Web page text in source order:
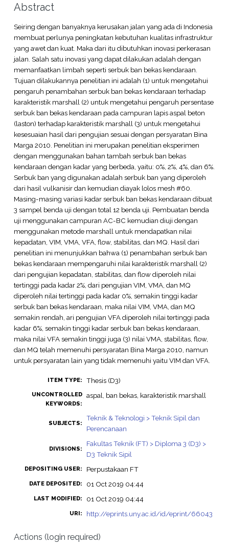
Abstract
Seiring dengan banyaknya kerusakan jalan yang ada di Indonesia
membuat perlunya peningkatan kebutuhan kualitas infrastruktur
yang awet dan kuat. Maka dari itu dibutuhkan inovasi perkerasan
jalan. Salah satu inovasi yang dapat dilakukan adalah dengan
memanfaatkan limbah seperti serbuk ban bekas kendaraan.
Tujuan dilakukannya penelitian ini adalah (1) untuk mengetahui
pengaruh penambahan serbuk ban bekas kendaraan terhadap
karakteristik marshall (2) untuk mengetahui pengaruh persentase
serbuk ban bekas kendaraan pada campuran lapis aspal beton
(laston) terhadap karakteristik marshall (3) untuk mengetahui
kesesuaian hasil dari pengujian sesuai dengan persyaratan Bina
Marga 2010. Penelitian ini merupakan penelitian eksperimen
dengan menggunakan bahan tambah serbuk ban bekas
kendaraan dengan kadar yang berbeda, yaitu: 0%, 2%, 4%, dan 6%.
Serbuk ban yang digunakan adalah serbuk ban yang diperoleh
dari hasil vulkanisir dan kemudian diayak lolos mesh #60.
Masing-masing variasi kadar serbuk ban bekas kendaraan dibuat
3 sampel benda uji dengan total 12 benda uji. Pembuatan benda
uji menggunakan campuran AC-BC kemudian diuji dengan
menggunakan metode marshall untuk mendapatkan nilai
kepadatan, VIM, VMA, VFA, flow, stabilitas, dan MQ. Hasil dari
penelitian ini menunjukkan bahwa (1) penambahan serbuk ban
bekas kendaraan mempengaruhi nilai karakteristik marshall (2)
dari pengujian kepadatan, stabilitas, dan flow diperoleh nilai
tertinggi pada kadar 2%, dari pengujian VIM, VMA, dan MQ
diperoleh nilai tertinggi pada kadar 0%, semakin tinggi kadar
serbuk ban bekas kendaraan, maka nilai VIM, VMA, dan MQ
semakin rendah, ari pengujian VFA diperoleh nilai tertinggi pada
kadar 6%, semakin tinggi kadar serbuk ban bekas kendaraan,
maka nilai VFA semakin tinggi juga (3) nilai VMA, stabilitas, flow,
dan MQ telah memenuhi persyaratan Bina Marga 2010, namun
untuk persyaratan lain yang tidak memenuhi yaitu VIM dan VFA.
ITEM TYPE: Thesis (D3)
UNCONTROLLED
KEYWORDS:
aspal, ban bekas, karakteristik marshall
SUBJECTS:
Teknik & Teknologi > Teknik Sipil dan
Perencanaan
DIVISIONS:
Fakultas Teknik (FT) > Diploma 3 (D3) >
D3 Teknik Sipil
DEPOSITING USER: Perpustakaan FT
DATE DEPOSITED: 01 Oct 2019 04:44
LAST MODIFIED: 01 Oct 2019 04:44
URI: http://eprints.uny.ac.id/id/eprint/66043
Actions (login required)